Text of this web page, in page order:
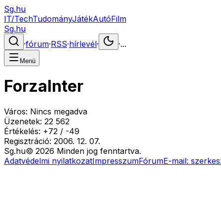
Sg.hu
IT/TechTudományJátékAutóFilm
Sg.hu
·fórum·RSS·hírlevél· ·...
Menü
ForzaInter
Város: Nincs megadva
Üzenetek: 22 562
Értékelés: +72 / -49
Regisztráció: 2006. 12. 07.
Sg.hu© 2026 Minden jog fenntartva.
Adatvédelmi nyilatkozatImpresszumFórumE-mail: